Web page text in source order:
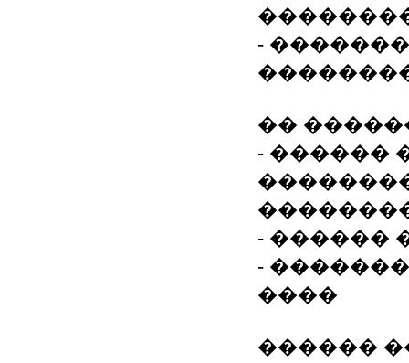
-
��
- ������
- ������
-
����
������